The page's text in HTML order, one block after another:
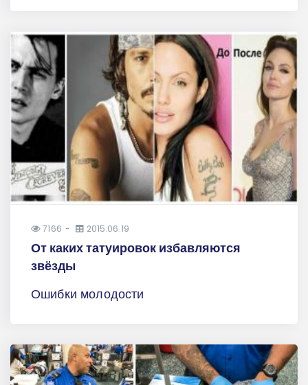
7166 2015.06.19
От каких татуировок избавляются
звёзды
Ошибки молодости